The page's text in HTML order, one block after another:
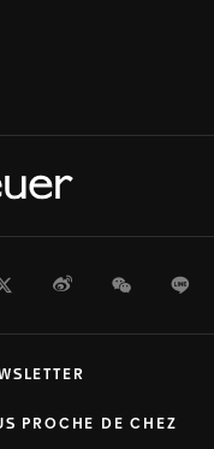
TwitterWeiboWeChat
PROCHE DE CHEZ